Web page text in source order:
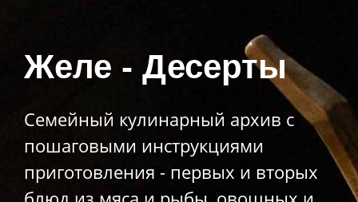
Желе - Десерты
Семейный кулинарный архив с
пошаговыми инструкциями
приготовления - первых и вторых